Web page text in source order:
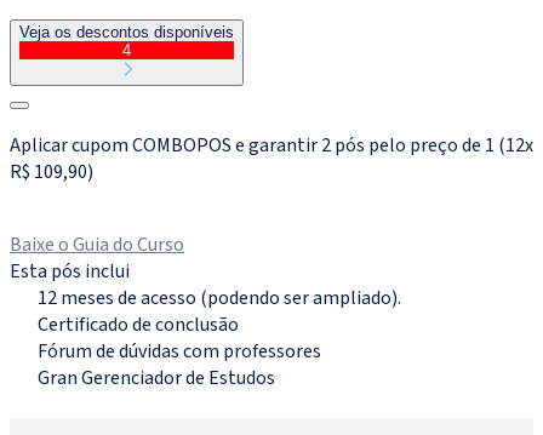
Veja os descontos disponíveis
4
Aplicar cupom COMBOPOS e garantir 2 pós pelo preço de 1 (12x
R$ 109,90)
Baixe o Guia do Curso
Esta pós inclui
12 meses de acesso (podendo ser ampliado).
Certificado de conclusão
Fórum de dúvidas com professores
Gran Gerenciador de Estudos